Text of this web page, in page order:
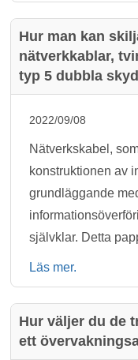
Hur man kan
nätverkkablar,
typ 5 dubbla
2022/09/08
Nätverkskabel,
konstruktionen av
grundläggande
självklar. Detta
Läs mer.
Hur väljer du de
ett